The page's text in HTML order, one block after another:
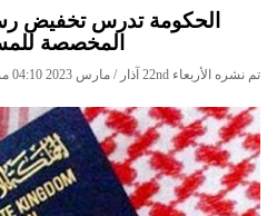
الحكومة تدرس تخفيض
المخصصة
تم نشره الأربعاء 22nd آذار / مارس 2023 04:10 مساءً